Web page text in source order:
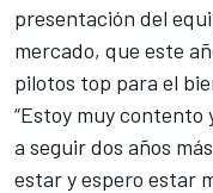
presentación del
mercado, que este
pilotos top para el
“Estoy muy
a seguir dos años
estar y espero estar